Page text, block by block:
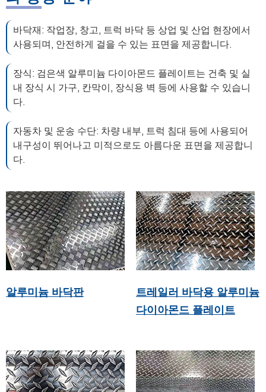
바닥재: 작업장, 창고, 트럭 바닥 등 상업 및 산업 현장에서
사용되며, 안전하게 걸을 수 있는 표면을 제공합니다.
장식: 검은색 알루미늄 다이아몬드 플레이트는 건축 및 실
내 장식 시 가구, 칸막이, 장식용 벽 등에 사용할 수 있습니
다.
자동차 및 운송 수단: 차량 내부, 트럭 침대 등에 사용되어
내구성이 뛰어나고 미적으로도 아름다운 표면을 제공합니
다.
알루미늄 바닥판
트레일러 바닥용 알루미늄
다이아몬드 플레이트